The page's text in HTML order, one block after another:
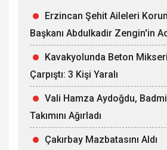
Erzincan Şehit Aileleri
Başkanı Abdulkadir Zengin'in
Kavakyolunda Beton
Çarpıştı: 3 Kişi Yaralı
Vali Hamza Aydoğdu,
Takımını Ağırladı
Çakırbay Mazbatasını Aldı